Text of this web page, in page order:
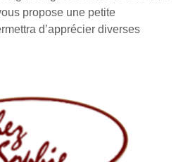
propose une petite
d’apprécier diverses